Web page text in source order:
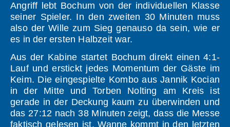
Angriff lebt Bochum von der individuellen Klasse
seiner Spieler. In den zweiten 30 Minuten muss
also der Wille zum Sieg genauso da sein, wie er
es in der ersten Halbzeit war.
Aus der Kabine startet Bochum direkt einen 4:1-
Lauf und erstickt jedes Momentum der Gäste im
Keim. Die eingespielte Kombo aus Jannik Kocian
in der Mitte und Torben Nolting am Kreis ist
gerade in der Deckung kaum zu überwinden und
das 27:12 nach 38 Minuten zeigt, dass die Messe
faktisch gelesen ist. Wanne kommt in den letzten